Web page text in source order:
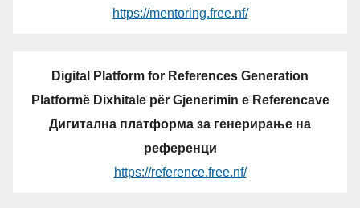
https://mentoring.free.nf/
Digital Platform for References Generation
Platformë Dixhitale për Gjenerimin e Referencave
Дигитална платформа за генерирање на
референци
https://reference.free.nf/